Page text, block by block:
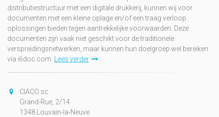
distributiestructuur met een digitale drukkerij, kunnen wij voor
documenten met een kleine oplage en/of een traag verloop
oplossingen bieden tegen aantrekkelijke voorwaarden. Deze
documenten zijn vaak niet geschikt voor de traditionele
verspreidingsnetwerken, maar kunnen hun doelgroep wel bereiken
via i6doc.com. Lees verder
CIACO sc
Grand-Rue, 2/14
1348 Louvain-la-Neuve